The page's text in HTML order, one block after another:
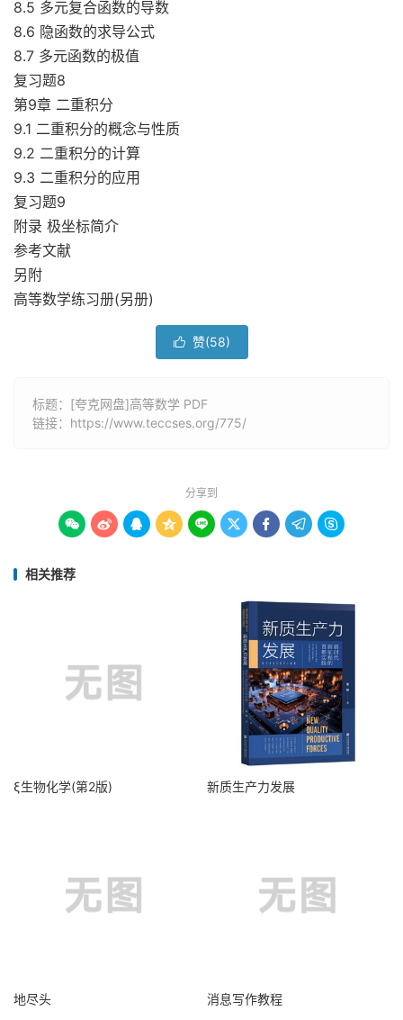
8.5 多元复合函数的导数
8.6 隐函数的求导公式
8.7 多元函数的极值
复习题8
第9章 二重积分
9.1 二重积分的概念与性质
9.2 二重积分的计算
9.3 二重积分的应用
复习题9
附录 极坐标简介
参考文献
另附
高等数学练习册(另册)
 赞(58)
标题：[夸克网盘]高等数学 PDF
链接： https://www.teccses.org/775/
分享到
        
相关推荐
ξ生物化学(第2版) 新质生产力发展
地尽头 消息写作教程